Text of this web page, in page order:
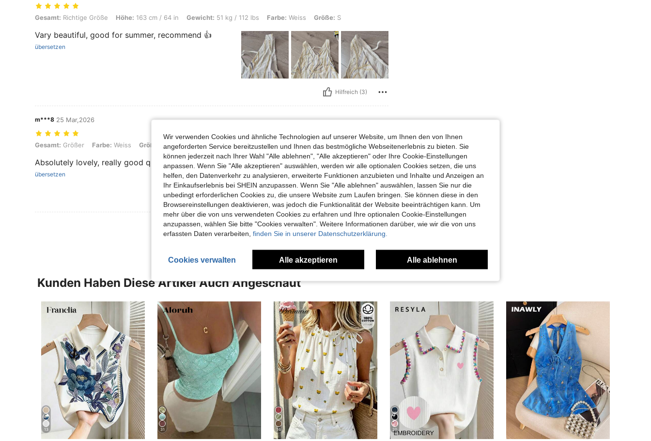
Gesamt: Richtige Größe, Höhe: 163 cm / 64 in, Gewicht: 51 kg / 112 lbs, Farbe: Weiss, Größe: S
Gesamt: Richtige Größe Höhe: 163 cm / 64 in Gewicht: 51 kg / 112 lbs Farbe: Weiss Größe: S
Vary beautiful, good for summer, recommend 👍
übersetzen
Hilfreich (3)
m***8 25 Mar,2026
Gesamt: Größer, Farbe: Weiss, Größe: XL
Gesamt: Größer Farbe: Weiss Größe: XL
Absolutely lovely, really good quality, just too big so returning
übersetzen
Hilfreich (1)
Mehr Bewertungen Ansehen
Kunden Haben Diese Artikel Auch Angeschaut
13 31 16 20
Wir verwenden Cookies und ähnliche Technologien auf unserer Website, um Ihnen den von Ihnen
angeforderten Service bereitzustellen und Ihnen das bestmögliche Webseitenerlebnis zu bieten. Sie
können jederzeit nach Ihrer Wahl "Alle ablehnen", "Alle akzeptieren" oder Ihre Cookie-Einstellungen
anpassen. Wenn Sie "Alle akzeptieren" auswählen, werden wir alle optionalen Cookies setzen, die uns
helfen, den Datenverkehr zu analysieren, erweiterte Funktionen anzubieten und Inhalte und Anzeigen an
Ihr Einkaufserlebnis bei SHEIN anzupassen. Wenn Sie "Alle ablehnen" auswählen, lassen Sie nur die
unbedingt erforderlichen Cookies zu, die unsere Website zum Laufen bringen. Sie können diese in den
Browsereinstellungen deaktivieren, was jedoch die Funktionalität der Website beeinträchtigen kann. Um
mehr über die von uns verwendeten Cookies zu erfahren und Ihre optionalen Cookie-Einstellungen
anzupassen, wählen Sie bitte "Cookies verwalten". Weitere Informationen darüber, wie wir die von uns
erfassten Daten verarbeiten, finden Sie in unserer Datenschutzerklärung.
Cookies verwalten Alle akzeptieren Alle ablehnen